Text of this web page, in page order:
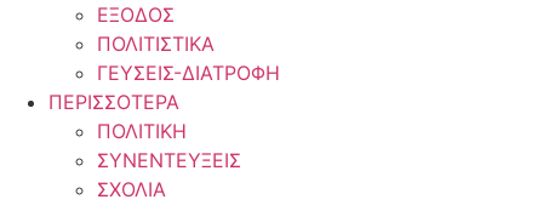
ΕΞΟΔΟΣ
ΠΟΛΙΤΙΣΤΙΚΑ
ΓΕΥΣΕΙΣ-ΔΙΑΤΡΟΦΗ
ΠΕΡΙΣΣΟΤΕΡΑ
ΠΟΛΙΤΙΚΗ
ΣΥΝΕΝΤΕΥΞΕΙΣ
ΣΧΟΛΙΑ